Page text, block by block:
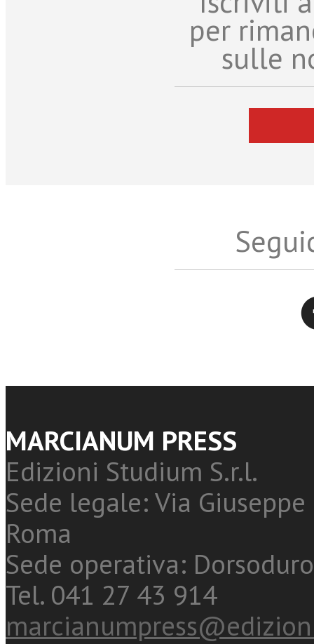
per
sulle
MARCIANUM PRESS
Edizioni Studium S.r.l.
Sede legale: Via
Roma
Sede operativa:
Tel. 041 27 43 914